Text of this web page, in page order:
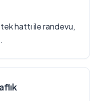
hattı ile randevu,